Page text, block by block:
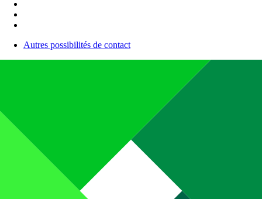
Autres possibilités de contact